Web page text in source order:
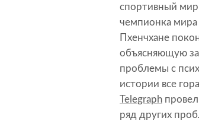
спортивный
чемпионка мира
Пхенчхане
объясняющую
проблемы с
истории все
Telegraph
ряд других